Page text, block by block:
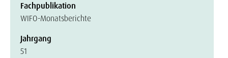
Fachpublikation
WIFO-Monatsberichte
Jahrgang
51